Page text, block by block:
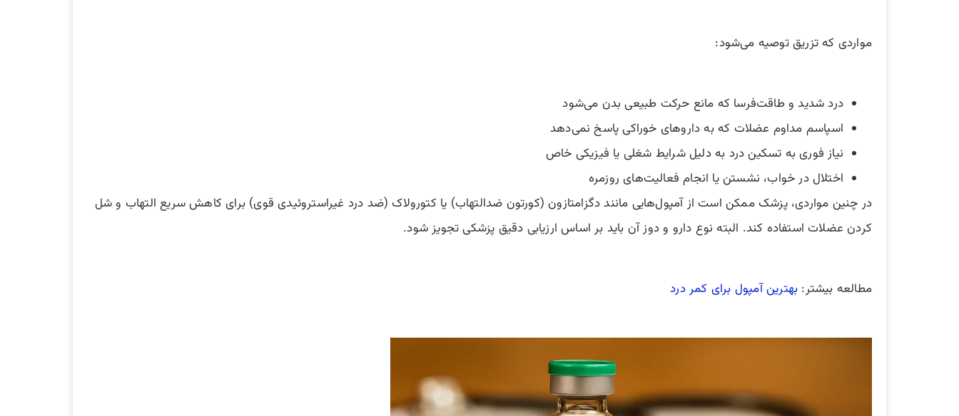
مواردی که تزریق توصیه می‌شود:
درد شدید و طاقت‌فرسا که مانع حرکت طبیعی بدن می‌شود
اسپاسم مداوم عضلات که به داروهای خوراکی پاسخ نمی‌دهد
نیاز فوری به تسکین درد به دلیل شرایط شغلی یا فیزیکی خاص
اختلال در خواب، نشستن یا انجام فعالیت‌های روزمره
در چنین مواردی، پزشک ممکن است از آمپول‌هایی مانند دگزامتازون (کورتون ضدالتهاب) یا کتورولاک (ضد درد غیراستروئیدی قوی) برای کاهش سریع التهاب و شل
کردن عضلات استفاده کند. البته نوع دارو و دوز آن باید بر اساس ارزیابی دقیق پزشکی تجویز شود.
مطالعه بیشتر: بهترین آمپول برای کمر درد